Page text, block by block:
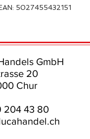
5027455432151
GmbH
20
Chur
204 43 80